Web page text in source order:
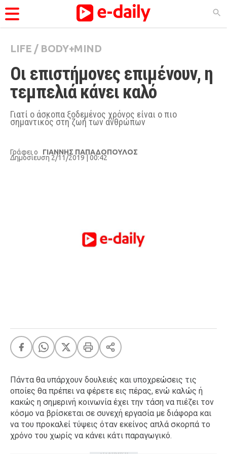
ΚΑΤΗΓΟΡΊΕΣ
Ειδήσεις
Θέματα
Videos
Podcasts
Viral
OMG LOL
A-List LGBTQI+
Xmas
LIFE
Body+Mind
LIFE / BODY+MIND
Οι επιστήμονες επιμένουν, η
τεμπελιά κάνει καλό
Γιατί ο άσκοπα ξοδεμένος χρόνος είναι ο πιο
σημαντικός στη ζωή των ανθρώπων
Γράφει ο ΓΙΑΝΝΗΣ ΠΑΠΑΔΟΠΟΥΛΟΣ
Δημοσίευση 2/11/2019 | 00:42
Πάντα θα υπάρχουν δουλειές και υποχρεώσεις τις
οποίες θα πρέπει να φέρετε εις πέρας, ενώ καλώς ή
κακώς η σημερινή κοινωνία έχει την τάση να πιέζει τον
κόσμο να βρίσκεται σε συνεχή εργασία με διάφορα και
να του προκαλεί τύψεις όταν εκείνος απλά σκορπά το
χρόνο του χωρίς να κάνει κάτι παραγωγικό.